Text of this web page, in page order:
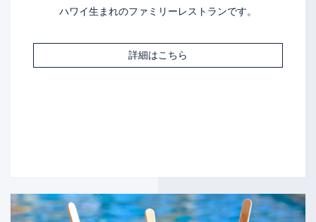
ハワイ生まれのファミリーレストランです。
詳細はこちら